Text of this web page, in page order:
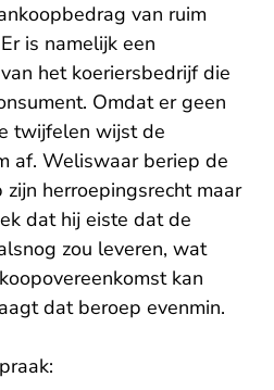
van ruim
is namelijk een
het koeriersbedrijf die
Omdat er geen
twijfelen wijst de
af. Weliswaar beriep de
zijn herroepingsrecht maar
dat hij eiste dat de
zou leveren, wat
kan
dat beroep evenmin.